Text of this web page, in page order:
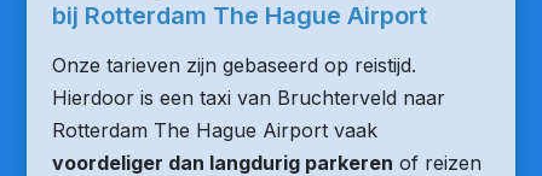
bij Rotterdam The Hague Airport
Onze tarieven zijn gebaseerd op reistijd.
Hierdoor is een taxi van Bruchterveld naar
Rotterdam The Hague Airport vaak
voordeliger dan langdurig parkeren of reizen